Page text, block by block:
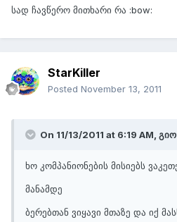
სად ჩავწერო მითხარი რა :bow:
StarKiller
Posted November 13, 2011
On 11/13/2011 at 6:19 AM,
ხო კომპანიონების მისიებს
მანამდე
ბერებთან ვიყავი მთაზე და იქ